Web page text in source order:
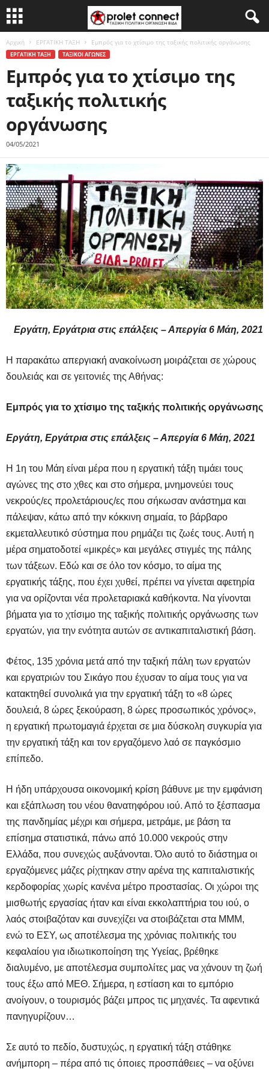
Αρχική ΕΡΓΑΤΙΚΗ ΤΑΞΗ Εμπρός για το χτίσιμο της ταξικής πολιτικής οργάνωσης
ΕΡΓΑΤΙΚΗ ΤΑΞΗ ΤΑΞΙΚΟΙ ΑΓΩΝΕΣ
Εμπρός για το χτίσιμο της
ταξικής πολιτικής
οργάνωσης
04/05/2021
Εργάτη, Εργάτρια στις επάλξεις – Απεργία 6 Μάη, 2021
Η παρακάτω απεργιακή ανακοίνωση μοιράζεται σε χώρους
δουλειάς και σε γειτονιές της Αθήνας:
Εμπρός για το χτίσιμο της ταξικής πολιτικής οργάνωσης
Εργάτη, Εργάτρια στις επάλξεις – Απεργία 6 Μάη, 2021
Η 1η του Μάη είναι μέρα που η εργατική τάξη τιμάει τους
αγώνες της στο χθες και στο σήμερα, μνημονεύει τους
νεκρούς/ες προλετάριους/ες που σήκωσαν ανάστημα και
πάλεψαν, κάτω από την κόκκινη σημαία, το βάρβαρο
εκμεταλλευτικό σύστημα που ρημάζει τις ζωές τους. Αυτή η
μέρα σηματοδοτεί «μικρές» και μεγάλες στιγμές της πάλης
των τάξεων. Εδώ και σε όλο τον κόσμο, το αίμα της
εργατικής τάξης, που έχει χυθεί, πρέπει να γίνεται αφετηρία
για να ορίζονται νέα προλεταριακά καθήκοντα. Να γίνονται
βήματα για το χτίσιμο της ταξικής πολιτικής οργάνωσης των
εργατών, για την ενότητα αυτών σε αντικαπιταλιστική βάση.
Φέτος, 135 χρόνια μετά από την ταξική πάλη των εργατών
και εργατριών του Σικάγο που έχυσαν το αίμα τους για να
κατακτηθεί συνολικά για την εργατική τάξη το «8 ώρες
δουλειά, 8 ώρες ξεκούραση, 8 ώρες προσωπικός χρόνος»,
η εργατική πρωτομαγιά έρχεται σε μια δύσκολη συγκυρία για
την εργατική τάξη και τον εργαζόμενο λαό σε παγκόσμιο
επίπεδο.
Η ήδη υπάρχουσα οικονομική κρίση βάθυνε με την εμφάνιση
και εξάπλωση του νέου θανατηφόρου ιού. Από το ξέσπασμα
της πανδημίας μέχρι και σήμερα, μετράμε, με βάση τα
επίσημα στατιστικά, πάνω από 10.000 νεκρούς στην
Ελλάδα, που συνεχώς αυξάνονται. Όλο αυτό το διάστημα οι
εργαζόμενες μάζες ρίχτηκαν στην αρένα της καπιταλιστικής
κερδοφορίας χωρίς κανένα μέτρο προστασίας. Οι χώροι της
μισθωτής εργασίας ήταν και είναι εκκολαπτήρια του ιού, ο
λαός στοιβαζόταν και συνεχίζει να στοιβάζεται στα ΜΜΜ,
ενώ το ΕΣΥ, ως αποτέλεσμα της χρόνιας πολιτικής του
κεφαλαίου για ιδιωτικοποίηση της Υγείας, βρέθηκε
διαλυμένο, με αποτέλεσμα συμπολίτες μας να χάνουν τη ζωή
τους έξω από ΜΕΘ. Σήμερα, η εστίαση και το εμπόριο
ανοίγουν, ο τουρισμός βάζει μπρος τις μηχανές. Τα αφεντικά
πανηγυρίζουν…
Σε αυτό το πεδίο, δυστυχώς, η εργατική τάξη στάθηκε
ανήμπορη – πέρα από τις όποιες προσπάθειες – να οξύνει